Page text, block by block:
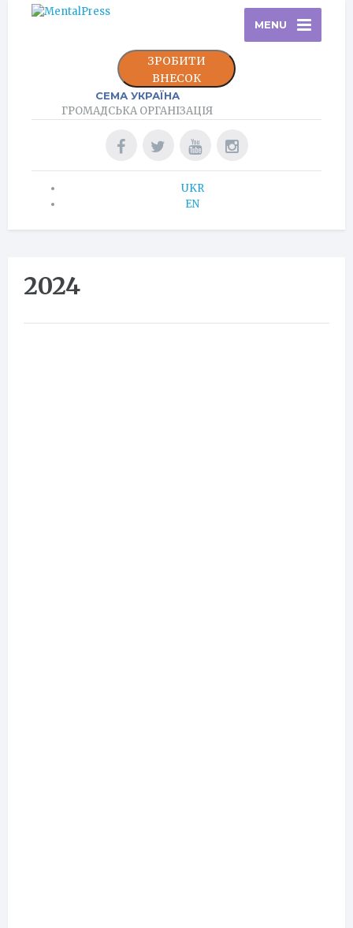
MENU
ЗРОБИТИ
ВНЕСОК
СЕМА УКРАЇНА
ГРОМАДСЬКА ОРГАНІЗАЦІЯ
UKR
EN
2024